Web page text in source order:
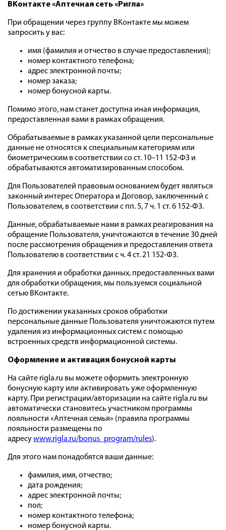
ВКонтакте «Аптечная сеть «Ригла»
При обращении через группу ВКонтакте мы можем
запросить у вас:
имя (фамилия и отчество в случае предоставления);
номер контактного телефона;
адрес электронной почты;
номер заказа;
номер бонусной карты.
Помимо этого, нам станет доступна иная информация,
предоставленная вами в рамках обращения.
Обрабатываемые в рамках указанной цели персональные
данные не относятся к специальным категориям или
биометрическим в соответствии со ст. 10–11 152-ФЗ и
обрабатываются автоматизированным способом.
Для Пользователей правовым основанием будет являться
законный интерес Оператора и Договор, заключенный с
Пользователем, в соответствии с пп. 5, 7 ч. 1 ст. 6 152-ФЗ.
Данные, обрабатываемые нами в рамках реагирования на
обращение Пользователя, уничтожаются в течение 30 дней
после рассмотрения обращения и предоставления ответа
Пользователю в соответствии с ч. 4 ст. 21 152-ФЗ.
Для хранения и обработки данных, предоставленных вами
для обработки обращения, мы пользуемся социальной
сетью ВКонтакте.
По достижении указанных сроков обработки
персональные данные Пользователя уничтожаются путем
удаления из информационных систем с помощью
встроенных средств информационной системы.
Оформление и активация бонусной карты
На сайте rigla.ru вы можете оформить электронную
бонусную карту или активировать уже оформленную
карту. При регистрации/авторизации на сайте rigla.ru вы
автоматически становитесь участником программы
лояльности «Аптечная семья» (правила программы
лояльности размещены по
адресуwww.rigla.ru/bonus_program/rules).
Для этого нам понадобятся ваши данные:
фамилия, имя, отчество;
дата рождения;
адрес электронной почты;
пол;
номер контактного телефона;
номер бонусной карты.